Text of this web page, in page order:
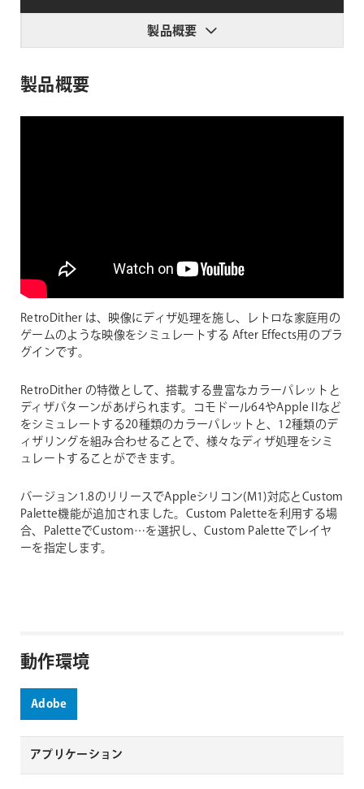
製品概要
製品概要
RetroDither は、映像にディザ処理を施し、レトロな家庭用の
ゲームのような映像をシミュレートする After Effects用のプラ
グインです。
RetroDither の特徴として、搭載する豊富なカラーパレットと
ディザパターンがあげられます。コモドール64やApple IIなど
をシミュレートする20種類のカラーパレットと、12種類のデ
ィザリングを組み合わせることで、様々なディザ処理をシミ
ュレートすることができます。
バージョン1.8のリリースでAppleシリコン(M1)対応とCustom
Palette機能が追加されました。Custom Paletteを利用する場
合、PaletteでCustom…を選択し、Custom Paletteでレイヤ
ーを指定します。
動作環境
Adobe
アプリケーション